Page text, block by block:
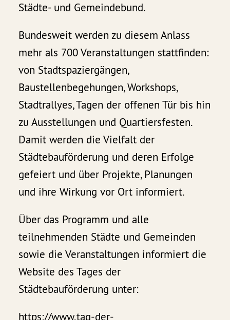
Städte- und Gemeindebund.
Bundesweit werden zu diesem Anlass
mehr als 700 Veranstaltungen stattfinden:
von Stadtspaziergängen,
Baustellenbegehungen, Workshops,
Stadtrallyes, Tagen der offenen Tür bis hin
zu Ausstellungen und Quartiersfesten.
Damit werden die Vielfalt der
Städtebauförderung und deren Erfolge
gefeiert und über Projekte, Planungen
und ihre Wirkung vor Ort informiert.
Über das Programm und alle
teilnehmenden Städte und Gemeinden
sowie die Veranstaltungen informiert die
Website des Tages der
Städtebauförderung unter:
https://www.tag-der-